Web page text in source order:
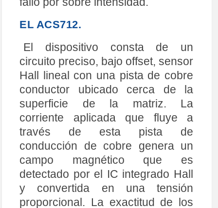
EL ACS712.
El dispositivo consta de un
circuito preciso, bajo offset, sensor
Hall lineal con una pista de cobre
conductor ubicado cerca de la
superficie de la matriz. La
corriente aplicada que fluye a
través de esta pista de
conducción de cobre genera un
campo magnético que es
detectado por el IC integrado Hall
y convertida en una tensión
proporcional. La exactitud de los